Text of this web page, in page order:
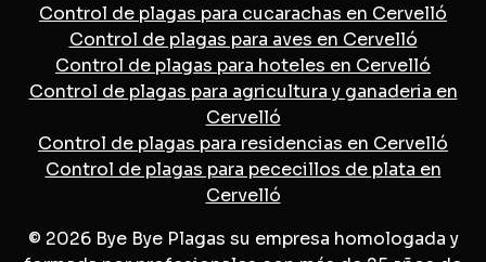
Control de plagas para cucarachas en Cervelló
Control de plagas para aves en Cervelló
Control de plagas para hoteles en Cervelló
Control de plagas para agricultura y ganaderia en
Cervelló
Control de plagas para residencias en Cervelló
Control de plagas para pececillos de plata en
Cervelló
© 2026 Bye Bye Plagas su empresa homologada y